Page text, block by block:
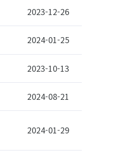
2023-12-26
2024-01-25
2023-10-13
2024-08-21
2024-01-29